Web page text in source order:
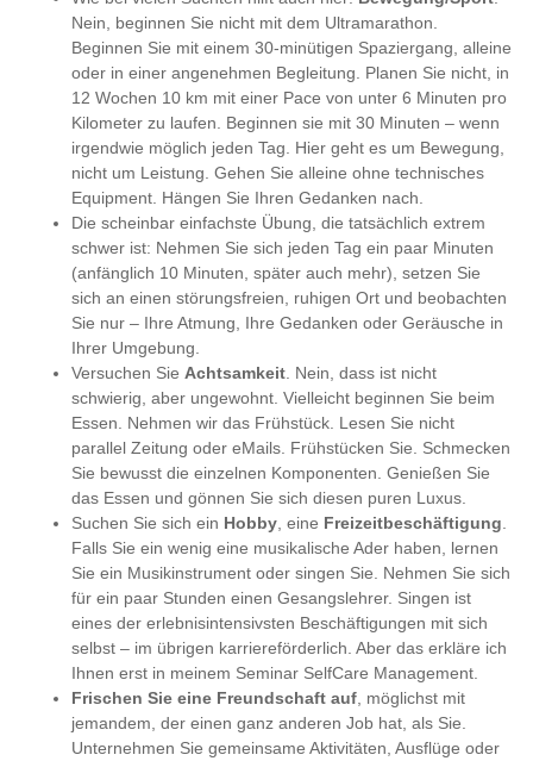
Nein, beginnen Sie nicht mit dem Ultramarathon.
Beginnen Sie mit einem 30-minütigen Spaziergang, alleine
oder in einer angenehmen Begleitung. Planen Sie nicht, in
12 Wochen 10 km mit einer Pace von unter 6 Minuten pro
Kilometer zu laufen. Beginnen sie mit 30 Minuten – wenn
irgendwie möglich jeden Tag. Hier geht es um Bewegung,
nicht um Leistung. Gehen Sie alleine ohne technisches
Equipment. Hängen Sie Ihren Gedanken nach.
Die scheinbar einfachste Übung, die tatsächlich extrem
schwer ist: Nehmen Sie sich jeden Tag ein paar Minuten
(anfänglich 10 Minuten, später auch mehr), setzen Sie
sich an einen störungsfreien, ruhigen Ort und beobachten
Sie nur – Ihre Atmung, Ihre Gedanken oder Geräusche in
Ihrer Umgebung.
Versuchen Sie Achtsamkeit. Nein, dass ist nicht
schwierig, aber ungewohnt. Vielleicht beginnen Sie beim
Essen. Nehmen wir das Frühstück. Lesen Sie nicht
parallel Zeitung oder eMails. Frühstücken Sie. Schmecken
Sie bewusst die einzelnen Komponenten. Genießen Sie
das Essen und gönnen Sie sich diesen puren Luxus.
Suchen Sie sich ein Hobby, eine Freizeitbeschäftigung
Falls Sie ein wenig eine musikalische Ader haben, lernen
Sie ein Musikinstrument oder singen Sie. Nehmen Sie sich
für ein paar Stunden einen Gesangslehrer. Singen ist
eines der erlebnisintensivsten Beschäftigungen mit sich
selbst – im übrigen karriereförderlich. Aber das erkläre ich
Ihnen erst in meinem Seminar SelfCare Management.
Frischen Sie eine Freundschaft auf, möglichst mit
jemandem, der einen ganz anderen Job hat, als Sie.
Unternehmen Sie gemeinsame Aktivitäten, Ausflüge oder